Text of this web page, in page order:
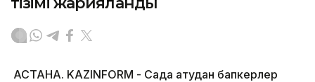
АСТАНА. KAZINFORM - Садақ атудан бапкерлер